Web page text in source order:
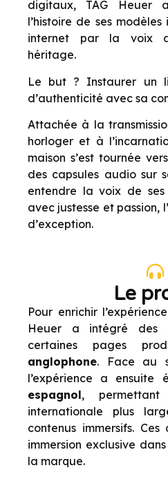
digitaux, TAG Heuer
l’histoire de ses
internet par la voix
héritage.
Le but ? Instaurer un
d’authenticité avec sa
Attachée à la
horloger et à l’
maison s’est tournée
des capsules audio sur
entendre la voix de
avec justesse et passion, l’
d’exception.
Le
Pour enrichir
Heuer a intégré des
certaines pages
anglophone. Face au
l’expérience a
espagnol,
internationale plus
contenus immersifs.
immersion exclusive
la marque.